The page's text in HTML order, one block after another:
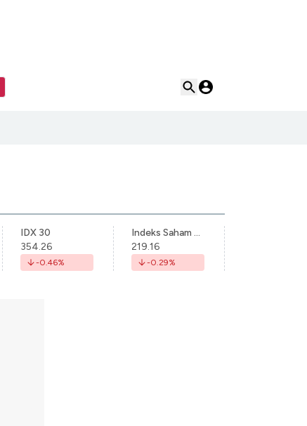
IDX 30
354.26
-0.46%
Indeks Saham Syariah Indonesia
219.16
-0.29%